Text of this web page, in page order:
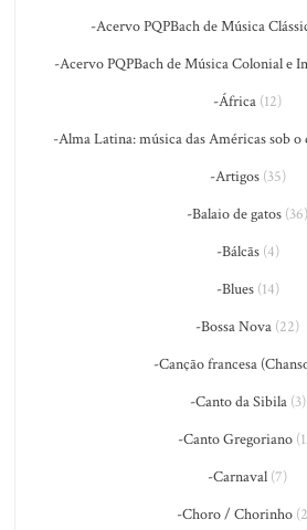
-Acervo PQPBach de Música
-Acervo PQPBach de Música Colonial e
-África (12)
-Alma Latina: música das Américas sob
-Artigos(35)
-Balaio de gatos (36)
-Bálcãs(4)
-Blues(14)
-Bossa Nova (22)
-Canção francesa
-Canto da Sibila(3)
-Canto Gregoriano
-Carnaval (7)
-Choro / Chorinho